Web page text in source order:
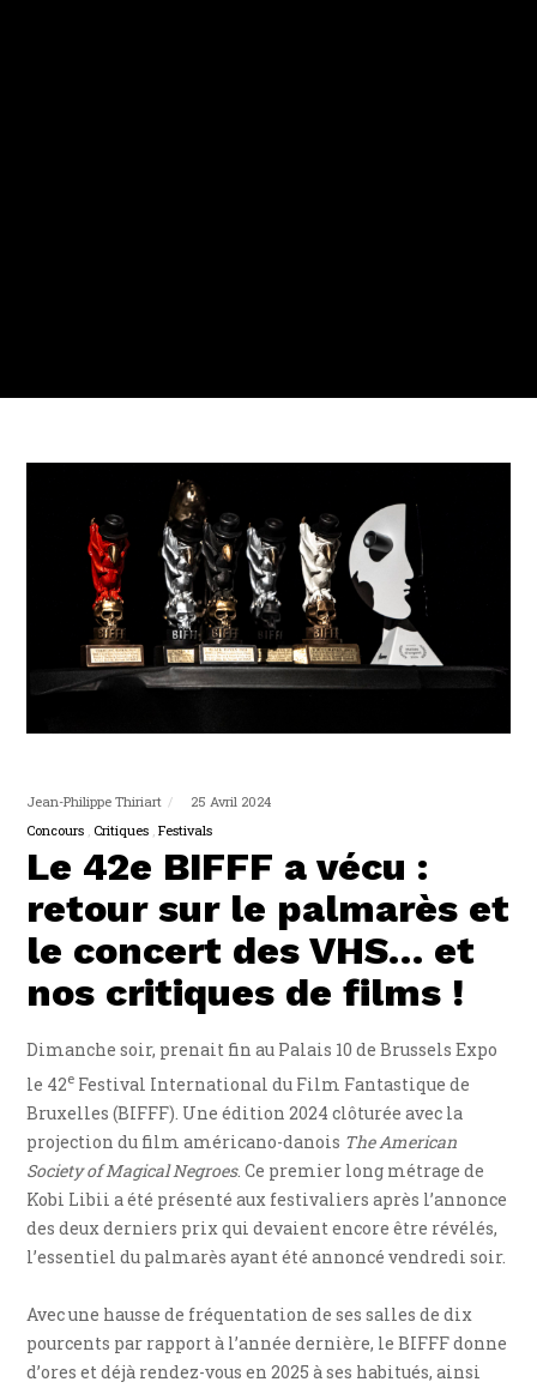
Jean-Philippe Thiriart
25 Avril 2024
Concours Critiques Festivals
Le 42e BIFFF a vécu :
retour sur le palmarès et
le concert des VHS… et
nos critiques de films !
Dimanche soir, prenait fin au Palais 10 de Brussels Expo
le 42e Festival International du Film Fantastique de
Bruxelles (BIFFF). Une édition 2024 clôturée avec la
projection du film américano-danois The American
Society of Magical Negroes. Ce premier long métrage de
Kobi Libii a été présenté aux festivaliers après l’annonce
des deux derniers prix qui devaient encore être révélés,
l’essentiel du palmarès ayant été annoncé vendredi soir.
Avec une hausse de fréquentation de ses salles de dix
pourcents par rapport à l’année dernière, le BIFFF donne
d’ores et déjà rendez-vous en 2025 à ses habitués, ainsi